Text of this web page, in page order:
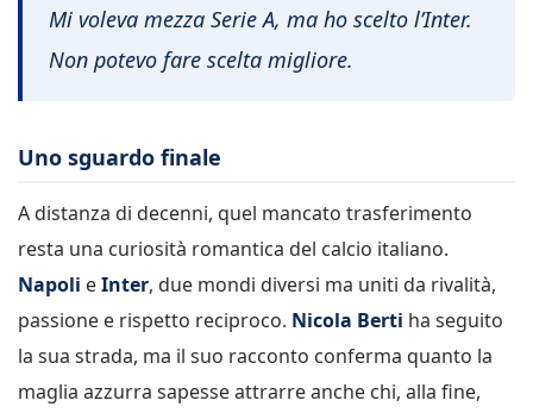
Mi voleva mezza Serie A, ma ho scelto l’Inter.
Non potevo fare scelta migliore.
Uno sguardo finale
A distanza di decenni, quel mancato trasferimento
resta una curiosità romantica del calcio italiano.
Napoli eInter, due mondi diversi ma uniti da rivalità,
passione e rispetto reciproco. Nicola Berti ha seguito
la sua strada, ma il suo racconto conferma quanto la
maglia azzurra sapesse attrarre anche chi, alla fine,